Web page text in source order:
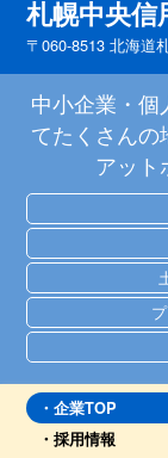
札幌中央信
〒060-8513 北海道
中小企業・個
てたくさんの
アット
企業TOP
採用情報